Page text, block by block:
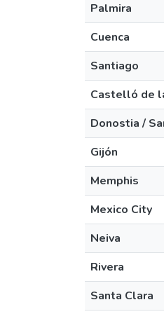
Palmira
Cuenca
Santiago
Castelló de
Donostia /
Gijón
Memphis
Mexico City
Neiva
Rivera
Santa Clara